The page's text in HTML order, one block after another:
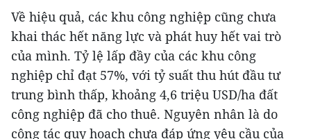
Về hiệu quả, các khu công nghiệp cũng chưa
khai thác hết năng lực và phát huy hết vai trò
của mình. Tỷ lệ lấp đầy của các khu công
nghiệp chỉ đạt 57%, với tỷ suất thu hút đầu tư
trung bình thấp, khoảng 4,6 triệu USD/ha đất
công nghiệp đã cho thuê. Nguyên nhân là do
công tác quy hoạch chưa đáp ứng yêu cầu của